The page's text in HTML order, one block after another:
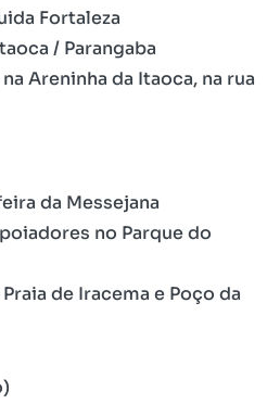
Fortaleza
/ Parangaba
Areninha da Itaoca, na rua
da Messejana
no Parque do
de Iracema e Poço da